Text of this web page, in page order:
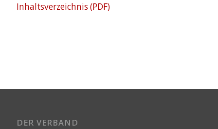
Inhaltsverzeichnis (PDF)
DER VERBAND